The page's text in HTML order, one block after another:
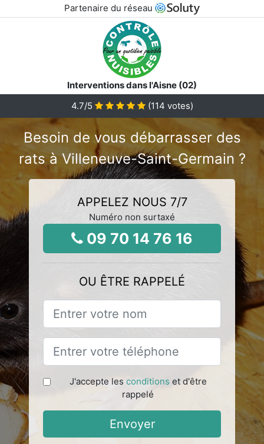
Partenaire du réseau
Interventions dans l'Aisne (02)
4.7/5 (114 votes)
Besoin de vous débarrasser des
rats à Villeneuve-Saint-Germain ?
APPELEZ NOUS 7/7
Numéro non surtaxé
09 70 14 76 16
OU ÊTRE RAPPELÉ
J'accepte les conditions et d'être
rappelé
Envoyer